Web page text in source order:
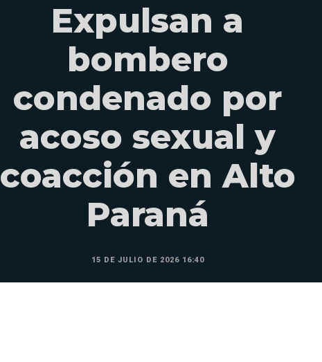
Expulsan a
bombero
condenado por
acoso sexual y
coacción en Alto
Paraná
15 DE JULIO DE 2026 16:40